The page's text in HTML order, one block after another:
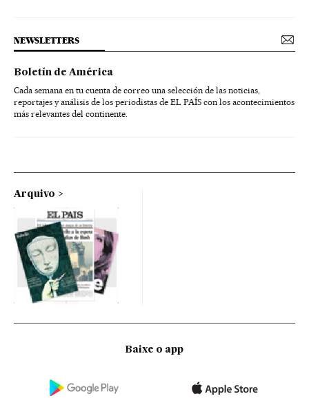
NEWSLETTERS
Boletín de América
Cada semana en tu cuenta de correo una selección de las noticias,
reportajes y análisis de los periodistas de EL PAÍS con los acontecimientos
más relevantes del continente.
Arquivo
Baixe o app